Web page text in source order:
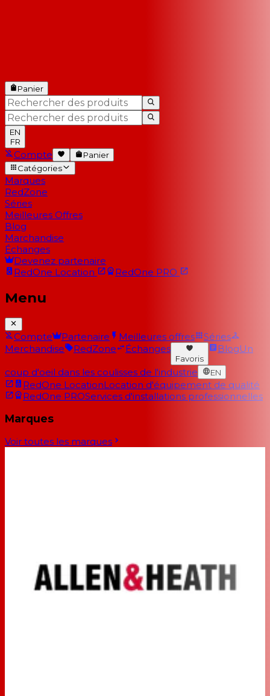
Panier
EN
FR
Compte
Panier
Catégories
Marques
RedZone
Séries
Meilleures Offres
Blog
Marchandise
Échanges
Devenez partenaire
RedOne Location RedOne PRO
Menu
Compte Partenaire Meilleures offres
Séries
Merchandise
RedZone Échanges
Favoris
BlogUn
coup d'oeil dans les coulisses de l'industrie EN
RedOne LocationLocation d'équipement de qualité
RedOne PROServices d'installations professionnelles
Marques
Voir toutes les marques